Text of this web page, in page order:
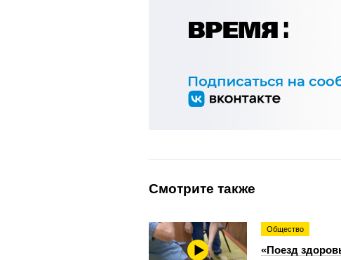
Смотрите также
Общество
«Поезд